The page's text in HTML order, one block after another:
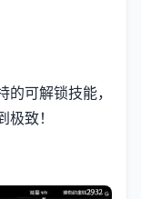
可解锁技能，
致！